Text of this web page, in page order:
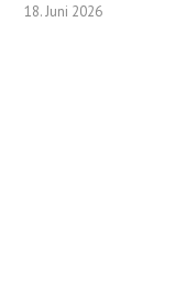
18. Juni 2026